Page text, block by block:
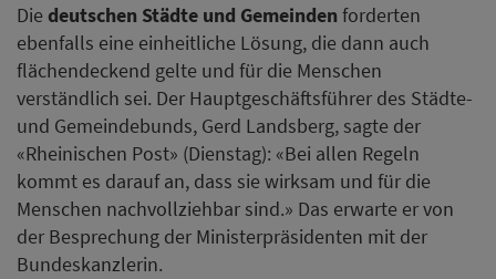
Die deutschen Städte und Gemeinden forderten
ebenfalls eine einheitliche Lösung, die dann auch
flächendeckend gelte und für die Menschen
verständlich sei. Der Hauptgeschäftsführer des Städte-
und Gemeindebunds, Gerd Landsberg, sagte der
«Rheinischen Post» (Dienstag): «Bei allen Regeln
kommt es darauf an, dass sie wirksam und für die
Menschen nachvollziehbar sind.» Das erwarte er von
der Besprechung der Ministerpräsidenten mit der
Bundeskanzlerin.